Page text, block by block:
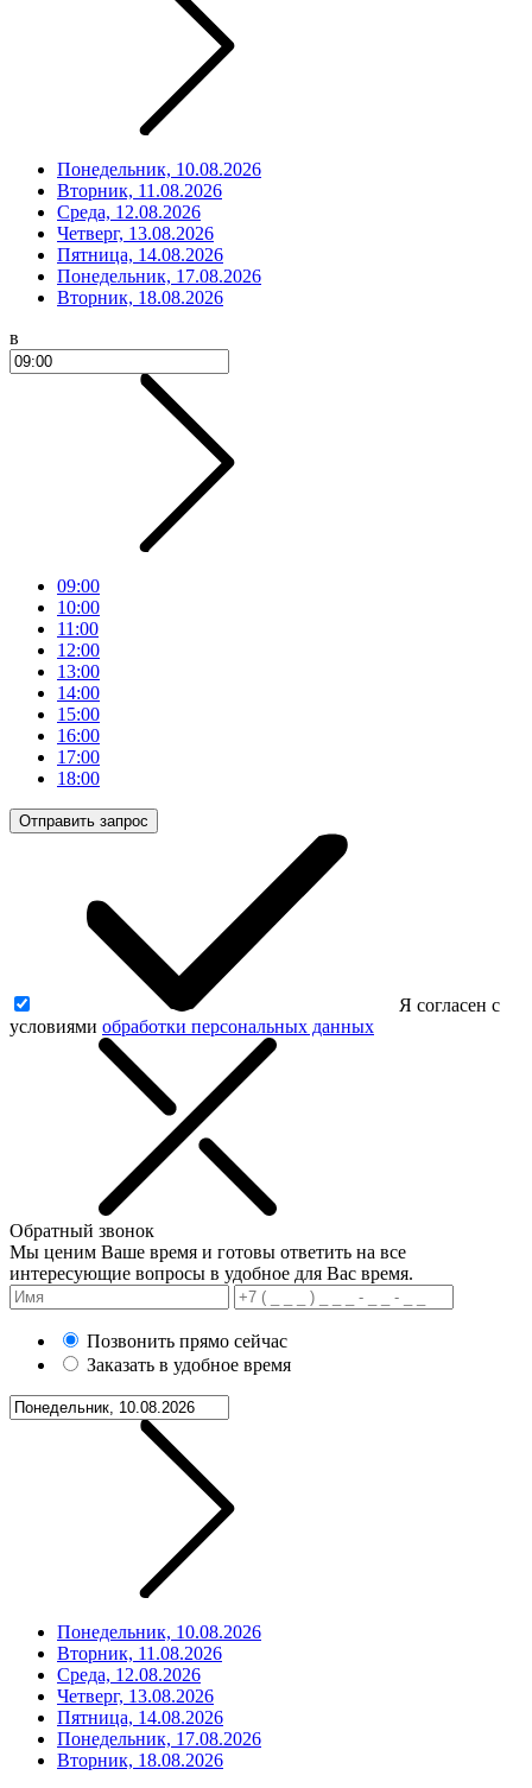
Понедельник, 10.08.2026
Вторник, 11.08.2026
Среда, 12.08.2026
Четверг, 13.08.2026
Пятница, 14.08.2026
Понедельник, 17.08.2026
Вторник, 18.08.2026
в
09:00
10:00
11:00
12:00
13:00
14:00
15:00
16:00
17:00
18:00
Отправить запрос
Я согласен с
условиями обработки персональных данных
Обратный звонок
Мы ценим Ваше время и готовы ответить на все
интересующие вопросы в удобное для Вас время.
Позвонить прямо сейчас
Заказать в удобное время
Понедельник, 10.08.2026
Вторник, 11.08.2026
Среда, 12.08.2026
Четверг, 13.08.2026
Пятница, 14.08.2026
Понедельник, 17.08.2026
Вторник, 18.08.2026